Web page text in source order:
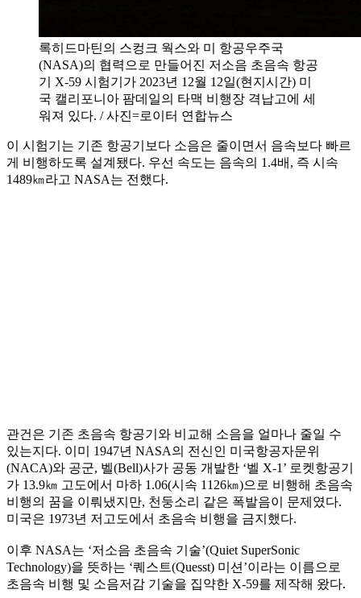
록히드마틴의 스컹크 웍스와 미 항공우주국
(NASA)의 협력으로 만들어진 저소음 초음속 항공
기 X-59 시험기가 2023년 12월 12일(현지시간) 미
국 캘리포니아 팜데일의 타맥 비행장 격납고에 세
워져 있다. / 사진=로이터 연합뉴스
이 시험기는 기존 항공기보다 소음은 줄이면서 음속보다 빠르
게 비행하도록 설계됐다. 우선 속도는 음속의 1.4배, 즉 시속
1489㎞라고 NASA는 전했다.
관건은 기존 초음속 항공기와 비교해 소음을 얼마나 줄일 수
있는지다. 이미 1947년 NASA의 전신인 미국항공자문위
(NACA)와 공군, 벨(Bell)사가 공동 개발한 ‘벨 X-1’ 로켓항공기
가 13.9㎞ 고도에서 마하 1.06(시속 1126㎞)으로 비행해 초음속
비행의 꿈을 이뤄냈지만, 천둥소리 같은 폭발음이 문제였다.
미국은 1973년 저고도에서 초음속 비행을 금지했다.
이후 NASA는 ‘저소음 초음속 기술’(Quiet SuperSonic
Technology)을 뜻하는 ‘퀘스트(Quesst) 미션’이라는 이름으로
초음속 비행 및 소음저감 기술을 집약한 X-59를 제작해 왔다.